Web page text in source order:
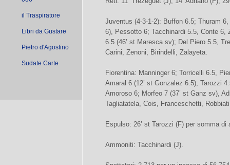
il Traspiratore
Libri da Gustare
Pietro d'Agostino
Sudate Carte
Juventus (4-3-1-2): Buffon 6.5; Thuram
6), Pessotto 6; Tacchinardi 5.5, Conte 6,
6.5 (46’ st Maresca sv); Del Piero 5.5,
Carini, Zenoni, Birindelli, Zalayeta.
Fiorentina: Manninger 6; Torricelli 6.5,
Amaral 6 (12’ st Gonzalez 6.5), Tarozzi
Amoroso 6; Morfeo 7 (37’ st Ganz sv),
Tagliatatela, Cois, Franceschetti,
Espulso: 26’ st Tarozzi (F) per somma di
Ammoniti: Tacchinardi (J).